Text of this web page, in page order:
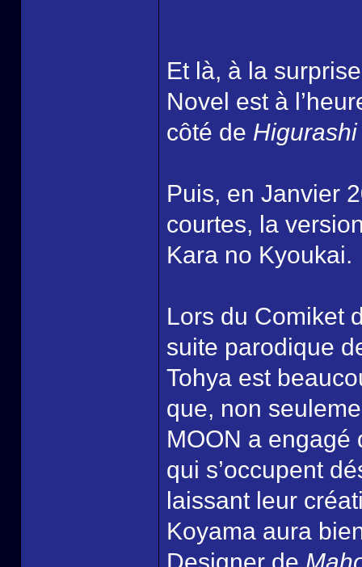
Et là, à la
Novel est à
côté de
Puis, en Janvier
courtes, la
Kara no Kyoukai.
Lors du Comiket
suite parodique
Tohya est
que, non
MOON a engagé
qui s’occupent
laissant leur
Koyama aura